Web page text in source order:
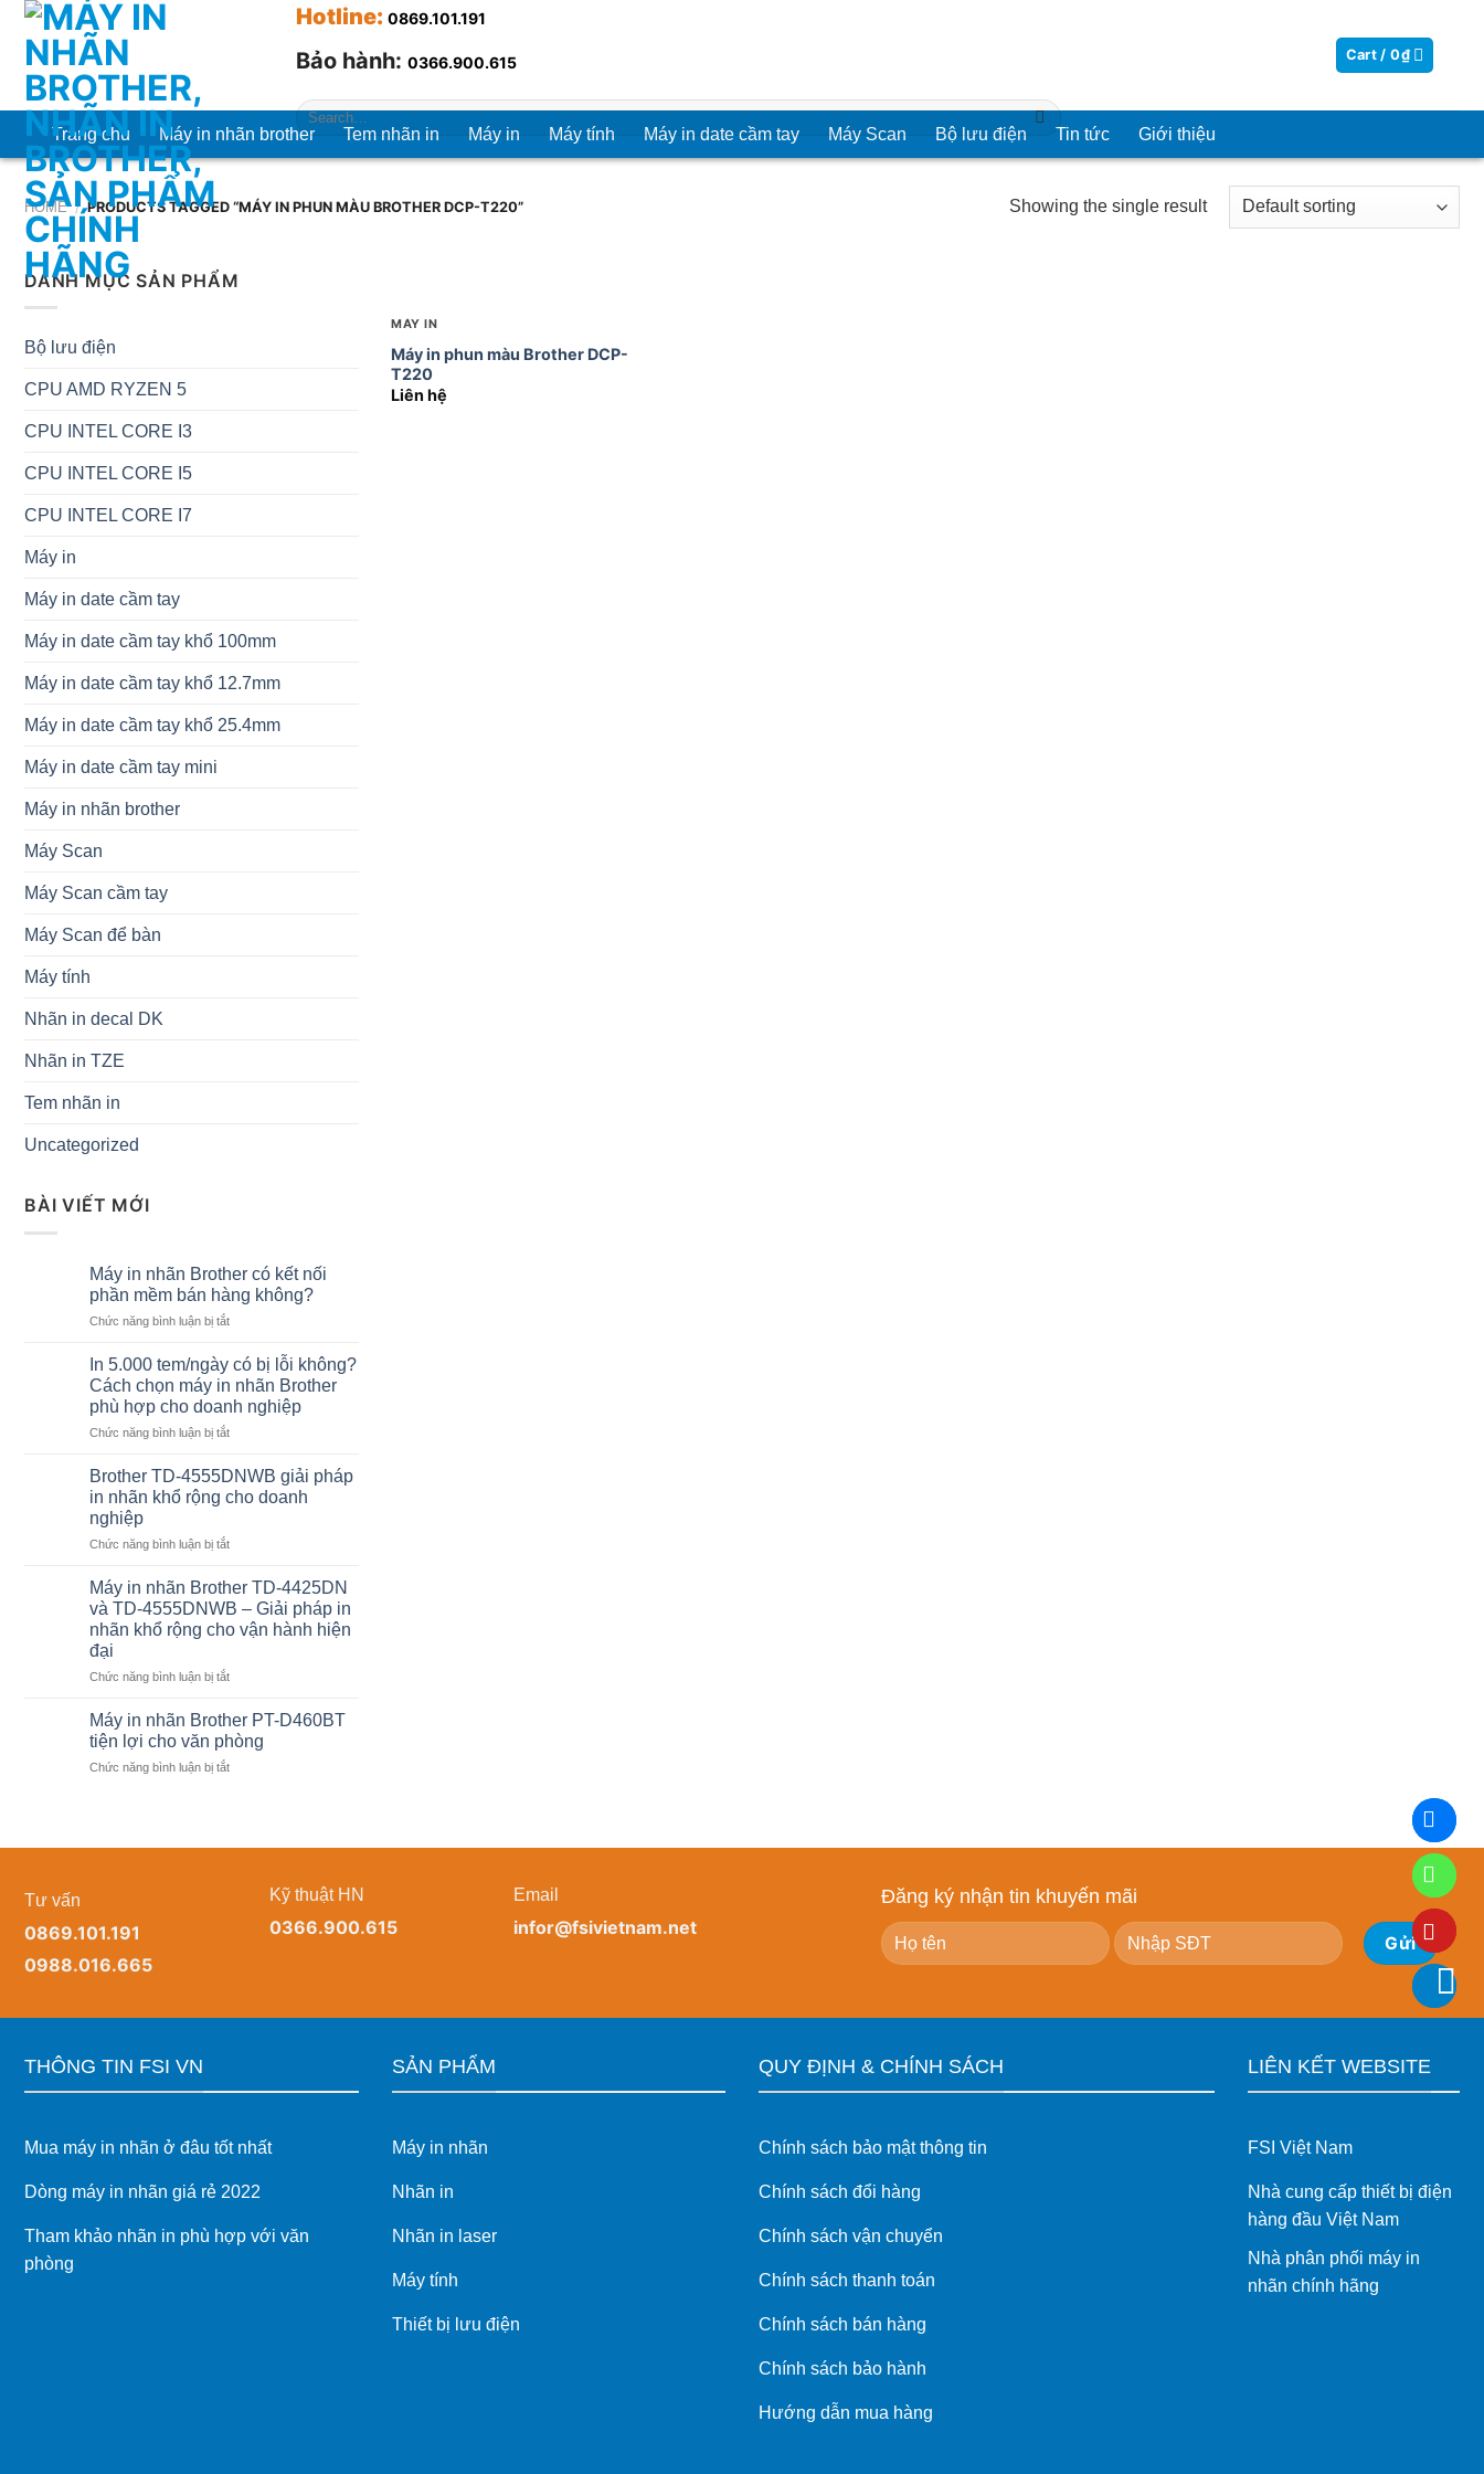
Chuyển
đến
dung
Hotline: 0869.101.191
Bảo hành: 0366.900.615
Search
for:
Cart /0₫
Trang chủ Máy in nhãn brother Tem nhãn in Máy in Máy tính Máy in date cầm tay Máy Scan Bộ lưu điện Tin tức Giới thiệu
HOME / PRODUCTS TAGGED “MÁY IN PHUN MÀU BROTHER DCP-T220” Showing the single result
DANH MỤC SẢN PHẨM
Bộ lưu điện
CPU AMD RYZEN 5
CPU INTEL CORE I3
CPU INTEL CORE I5
CPU INTEL CORE I7
Máy in
Máy in date cầm tay
Máy in date cầm tay khổ 100mm
Máy in date cầm tay khổ 12.7mm
Máy in date cầm tay khổ 25.4mm
Máy in date cầm tay mini
Máy in nhãn brother
Máy Scan
Máy Scan cầm tay
Máy Scan để bàn
Máy tính
Nhãn in decal DK
Nhãn in TZE
Tem nhãn in
Uncategorized
BÀI VIẾT MỚI
Máy in nhãn Brother có kết nối
phần mềm bán hàng không?
Chức năng bình luận bị tắtở
nhãn
Brother
có
kết
phần
mềm
bán
không?
In 5.000 tem/ngày có bị lỗi không?
Cách chọn máy in nhãn Brother
phù hợp cho doanh nghiệp
Chức năng bình luận bị tắtở
5.000
tem/ngày
có
lỗi
Cách
chọn
máy
in
Brother
cho
doanh
nghiệp
Brother TD-4555DNWB giải pháp
in nhãn khổ rộng cho doanh
nghiệp
Chức năng bình luận bị tắtở
4555DNWB
giải
pháp
nhãn
cho
doanh
nghiệp
Máy in nhãn Brother TD-4425DN
và TD-4555DNWB – Giải pháp in
nhãn khổ rộng cho vận hành hiện
đại
Chức năng bình luận bị tắtở
nhãn
Brother
TD-
Máy in nhãn Brother PT-D460BT
tiện lợi cho văn phòng
Chức năng bình luận bị tắtở
MÁY IN
Máy in phun màu Brother DCP-
T220
Liên hệ
Tư vấn
0869.101.191
0988.016.665
Kỹ thuật HN
0366.900.615
Email
infor@fsivietnam.net
Đăng ký nhận tin khuyến mãi
THÔNG TIN FSI VN
Mua máy in nhãn ở đâu tốt nhất
Dòng máy in nhãn giá rẻ 2022
Tham khảo nhãn in phù hợp với văn
phòng
SẢN PHẨM
Máy in nhãn
Nhãn in
Nhãn in laser
Máy tính
Thiết bị lưu điện
QUY ĐỊNH & CHÍNH SÁCH
Chính sách bảo mật thông tin
Chính sách đổi hàng
Chính sách vận chuyển
Chính sách thanh toán
Chính sách bán hàng
Chính sách bảo hành
Hướng dẫn mua hàng
LIÊN KẾT WEBSITE
FSI Việt Nam
Nhà cung cấp thiết bị điện
hàng đầu Việt Nam
Nhà phân phối máy in
nhãn chính hãng